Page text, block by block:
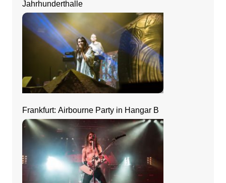
Jahrhunderthalle
Frankfurt: Airbourne Party in Hangar B